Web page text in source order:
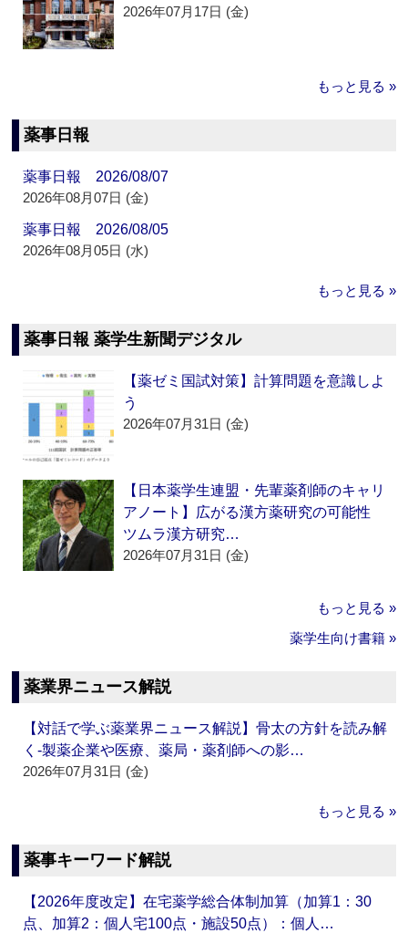
2026年07月17日 (金)
もっと見る »
薬事日報
薬事日報 2026/08/07
2026年08月07日 (金)
薬事日報 2026/08/05
2026年08月05日 (水)
もっと見る »
薬事日報 薬学生新聞デジタル
【薬ゼミ国試対策】計算問題を意識しよ
う
2026年07月31日 (金)
【日本薬学生連盟・先輩薬剤師のキャリ
アノート】広がる漢方薬研究の可能性
ツムラ漢方研究…
2026年07月31日 (金)
もっと見る »
薬学生向け書籍 »
薬業界ニュース解説
【対話で学ぶ薬業界ニュース解説】骨太の方針を読み解
く‐製薬企業や医療、薬局・薬剤師への影…
2026年07月31日 (金)
もっと見る »
薬事キーワード解説
【2026年度改定】在宅薬学総合体制加算（加算1：30
点、加算2：個人宅100点・施設50点）：個人…